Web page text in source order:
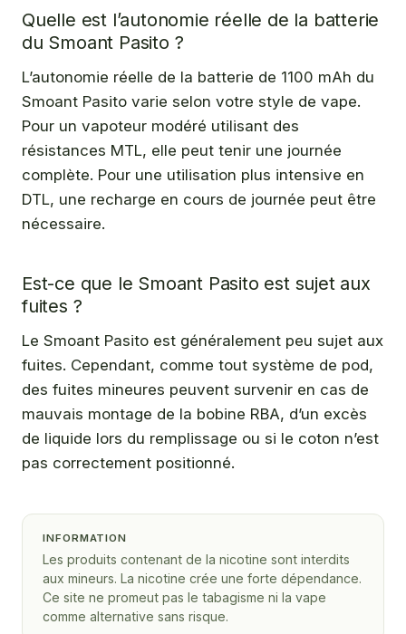
Quelle est l’autonomie réelle de la batterie
du Smoant Pasito ?
L’autonomie réelle de la batterie de 1100 mAh du
Smoant Pasito varie selon votre style de vape.
Pour un vapoteur modéré utilisant des
résistances MTL, elle peut tenir une journée
complète. Pour une utilisation plus intensive en
DTL, une recharge en cours de journée peut être
nécessaire.
Est-ce que le Smoant Pasito est sujet aux
fuites ?
Le Smoant Pasito est généralement peu sujet aux
fuites. Cependant, comme tout système de pod,
des fuites mineures peuvent survenir en cas de
mauvais montage de la bobine RBA, d’un excès
de liquide lors du remplissage ou si le coton n’est
pas correctement positionné.
INFORMATION
Les produits contenant de la nicotine sont interdits
aux mineurs. La nicotine crée une forte dépendance.
Ce site ne promeut pas le tabagisme ni la vape
comme alternative sans risque.